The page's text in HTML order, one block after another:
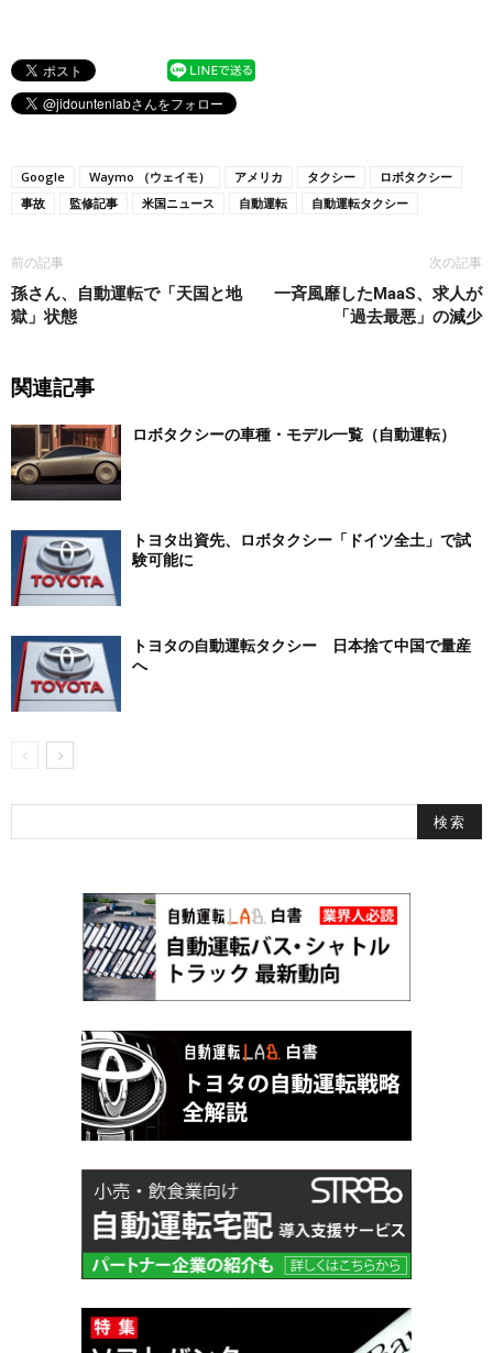
Google Waymo （ウェイモ） アメリカ タクシー
ロボタクシー
事故
監修記事 米国ニュース 自動運転 自動運転タクシー
前の記事
孫さん、自動運転で「天国と地
獄」状態
次の記事
一斉風靡したMaaS、求人が
「過去最悪」の減少
関連記事
ロボタクシーの車種・モデル一覧（自動運転）
トヨタ出資先、ロボタクシー「ドイツ全土」で試
験可能に
トヨタの自動運転タクシー 日本捨て中国で量産
へ